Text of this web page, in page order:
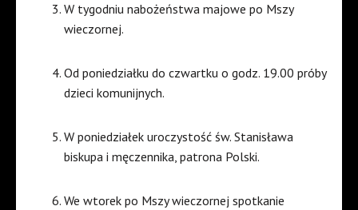
W tygodniu nabożeństwa majowe po Mszy
wieczornej.
Od poniedziałku do czwartku o godz. 19.00 próby
dzieci komunijnych.
W poniedziałek uroczystość św. Stanisława
biskupa i męczennika, patrona Polski.
We wtorek po Mszy wieczornej spotkanie